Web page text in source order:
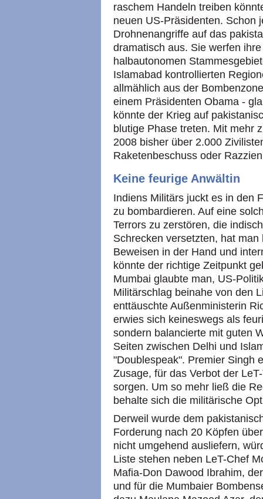
raschem Handeln treiben
neuen US-Präsidenten. Schon
Drohnenangriffe auf das
dramatisch aus. Sie werfen
halbautonomen
Islamabad kontrollierten
allmählich aus der
einem Präsidenten Obama -
könnte der Krieg auf
blutige Phase treten. Mit mehr
2008 bisher über 2.000
Raketenbeschuss oder
Keine feurige Anwältin
Indiens Militärs juckt es in den
zu bombardieren. Auf eine
Terrors zu zerstören, die
Schrecken versetzten, hat
Beweisen in der Hand und
könnte der richtige Zeitpunkt
Mumbai glaubte man, US-
Militärschlag beinahe von den
enttäuschte Außenministerin
erwies sich keineswegs als
sondern balancierte mit guten
Seiten zwischen Delhi und
"Doublespeak". Premier Singh
Zusage, für das Verbot der
sorgen. Um so mehr ließ die
behalte sich die militärische
Derweil wurde dem
Forderung nach 20 Köpfen
nicht umgehend ausliefern,
Liste stehen neben LeT-Chef
Mafia-Don Dawood Ibrahim,
und für die Mumbaier